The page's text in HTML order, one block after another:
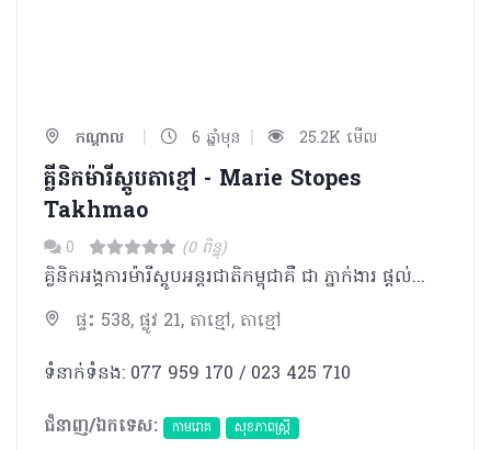
កណ្ដាល | 6 ឆ្នាំមុន | 25.2K មើល
គ្លីនិកម៉ារីស្តូបតាខ្មៅ - Marie Stopes
Takhmao
0 (0 ពិន្ទុ)
គ្លិនិកអង្គការម៉ារីស្តូបអន្តរជាតិកម្ពុជាគឺ ជា ភ្នាក់ងារ ផ្តល់សេវាឈាន មុខ គេ ផ្នែក រំលូត កូនដោយសុវត្ថិភាព ពន្យារកំណើត សុខភាពបន្តពូជ និងផ្លូវភេទ។
ផ្ទះ 538, ផ្លូវ 21, តាខ្មៅ, តាខ្មៅ
ទំនាក់ទំនង: 077 959 170 / 023 425 710
ជំនាញ/ឯកទេស:
កាមរោគ សុខភាពស្រ្តី